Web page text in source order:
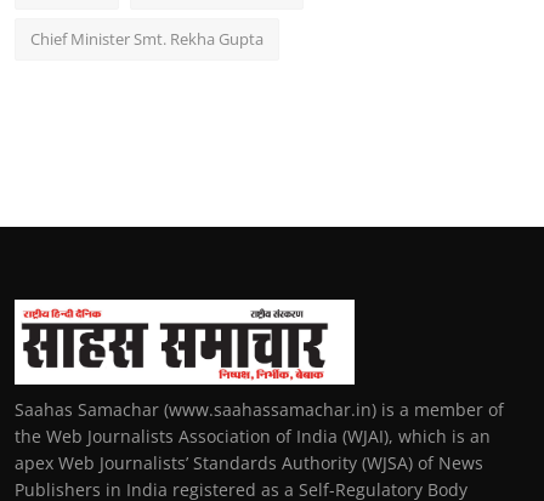
Chief Minister Smt. Rekha Gupta
Saahas Samachar (www.saahassamachar.in) is a member of
the Web Journalists Association of India (WJAI), which is an
apex Web Journalists’ Standards Authority (WJSA) of News
Publishers in India registered as a Self-Regulatory Body